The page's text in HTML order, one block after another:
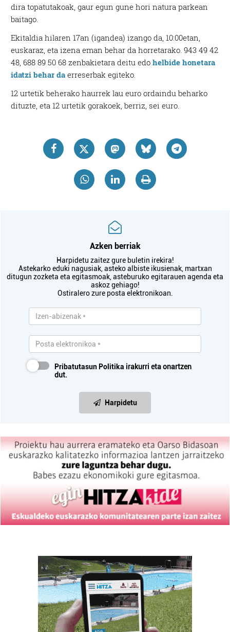
dira topatutakoak, gaur egun gune hori natura parkean
baitago.
Ekitaldia hilaren 17an (igandea) izango da, 10:00etan,
euskaraz, eta izena eman behar da horretarako. 943 49 42
48, 688 89 50 68 zenbakietara deitu edohelbide honetara
idatzi behar da erreserbak egiteko.
12 urtetik beherako haurrek lau euro ordaindu beharko
dituzte, eta 12 urtetik gorakoek, berriz, sei euro.
Azken berriak
Harpidetu zaitez gure buletin irekira!
Astekarko eduki nagusiak, asteko albiste ikusienak, martxan
ditugun zozketa eta egitasmoak, asteburuko egitarauen agenda eta
askoz gehiago!
Ostiralero zure posta elektronikoan.
Pribatutasun Politika irakurri eta onartzen
dut.
Harpidetu